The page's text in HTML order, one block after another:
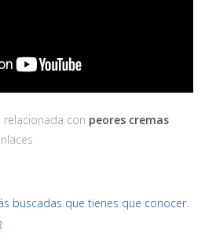
con peores cremas
buscadas que tienes que conocer.